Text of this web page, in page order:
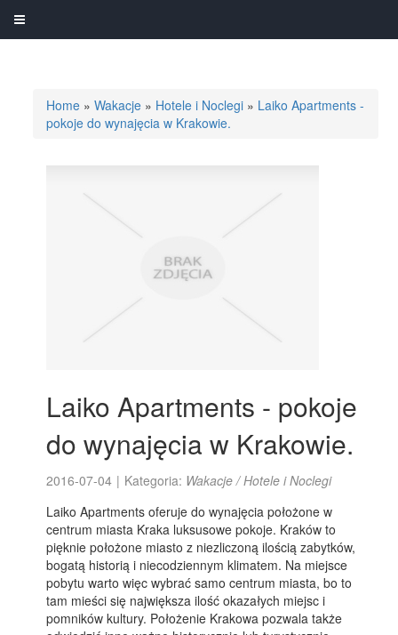
Home »Wakacje » Hotele i Noclegi » Laiko Apartments -
pokoje do wynajęcia w Krakowie.
Laiko Apartments - pokoje
do wynajęcia w Krakowie.
2016-07-04 | Kategoria: Wakacje / Hotele i Noclegi
Laiko Apartments oferuje do wynajęcia położone w
centrum miasta Kraka luksusowe pokoje. Kraków to
pięknie położone miasto z niezliczoną ilością zabytków,
bogatą historią i niecodziennym klimatem. Na miejsce
pobytu warto więc wybrać samo centrum miasta, bo to
tam mieści się największa ilość okazałych miejsc i
pomników kultury. Położenie Krakowa pozwala także